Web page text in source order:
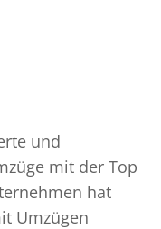
und
mit der Top
hat
Umzügen